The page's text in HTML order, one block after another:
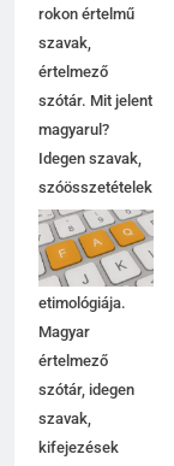
rokon értelmű
szavak,
értelmező
szótár. Mit jelent
magyarul?
Idegen szavak,
szóösszetételek
jelentése,
magyarázata,
használata,
etimológiája.
Magyar
értelmező
szótár, idegen
szavak,
kifejezések